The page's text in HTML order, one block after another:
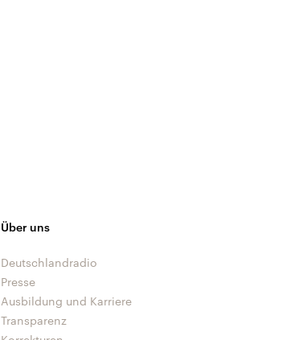
Über uns
Deutschlandradio
Presse
Ausbildung und Karriere
Transparenz